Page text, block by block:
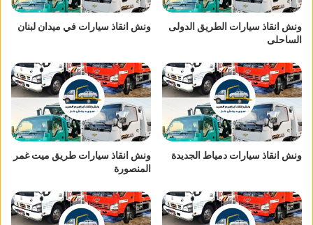
ونش انقاذ سيارات الطريق الدولى
الساحلى
ونش انقاذ سيارات في ميدان لبنان
ونش انقاذ سيارات دمياط الجديدة
ونش انقاذ سيارات طريق ميت غمر
المنصورة